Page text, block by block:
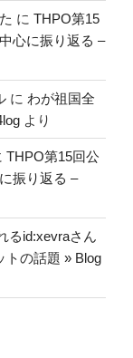
に THPO第15
心に振り返る –
に わが祖国全
より
THPO第15回公
振り返る –
るid:xevraさん
トの話題 » Blog